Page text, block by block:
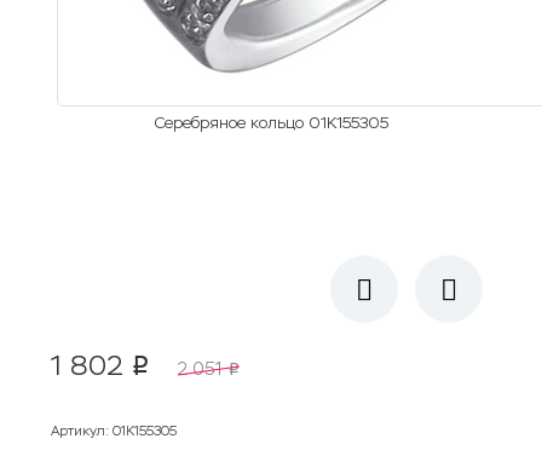
Серебряное кольцо 01К155305
1 802 p 2 051 p
Артикул: 01К155305